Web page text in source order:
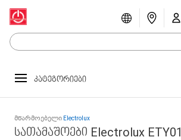
კატეგორიები
მწარმოებელი Electrolux
სათამაშოები Electrolux ETY01